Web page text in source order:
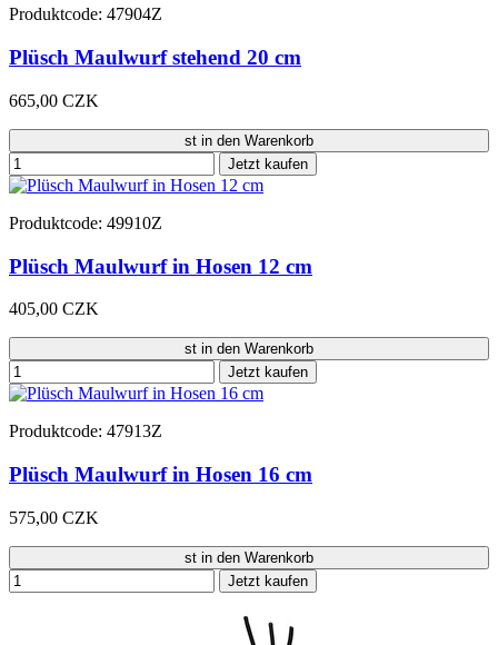
Produktcode: 47904Z
Plüsch Maulwurf stehend 20 cm
665,00 CZK
st in den Warenkorb
Jetzt kaufen
Produktcode: 49910Z
Plüsch Maulwurf in Hosen 12 cm
405,00 CZK
st in den Warenkorb
Jetzt kaufen
Produktcode: 47913Z
Plüsch Maulwurf in Hosen 16 cm
575,00 CZK
st in den Warenkorb
Jetzt kaufen